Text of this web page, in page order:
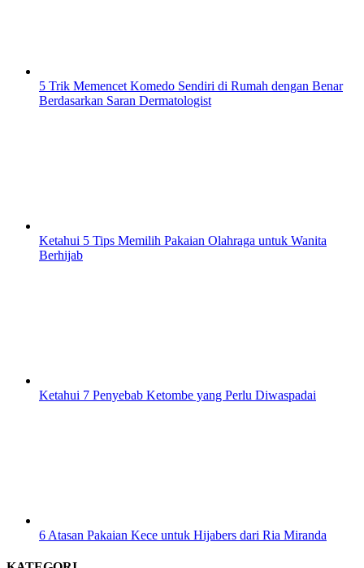
5 Trik Memencet Komedo Sendiri di Rumah dengan Benar
Berdasarkan Saran Dermatologist
Ketahui 5 Tips Memilih Pakaian Olahraga untuk Wanita
Berhijab
Ketahui 7 Penyebab Ketombe yang Perlu Diwaspadai
6 Atasan Pakaian Kece untuk Hijabers dari Ria Miranda